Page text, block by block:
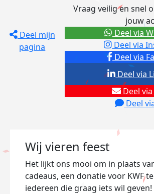
Deel mijn
pagina
Vraag veilig en snel
jouw
Deel via
Deel via
Deel via
Deel
Deel via
Deel via
Wij vieren feest
Het lijkt ons mooi om in plaats
cadeaus, een donatie voor KWF
iedereen die graag iets wil geven!